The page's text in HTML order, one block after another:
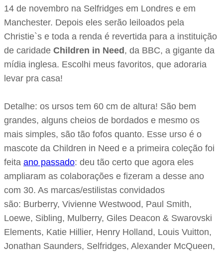
14 de novembro na Selfridges em Londres e em
Manchester. Depois eles serão leiloados pela
Christie`s e toda a renda é revertida para a instituição
de caridade Children in Need, da BBC, a gigante da
mídia inglesa. Escolhi meus favoritos, que adoraria
levar pra casa!
Detalhe: os ursos tem 60 cm de altura! São bem
grandes, alguns cheios de bordados e mesmo os
mais simples, são tão fofos quanto. Esse urso é o
mascote da Children in Need e a primeira coleção foi
feita ano passado: deu tão certo que agora eles
ampliaram as colaborações e fizeram a desse ano
com 30. As marcas/estilistas convidados
são: Burberry, Vivienne Westwood, Paul Smith,
Loewe, Sibling, Mulberry, Giles Deacon & Swarovski
Elements, Katie Hillier, Henry Holland, Louis Vuitton,
Jonathan Saunders, Selfridges, Alexander McQueen,